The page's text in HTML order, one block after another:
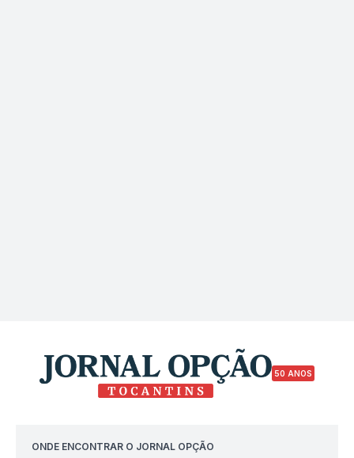
50 ANOS
ONDE ENCONTRAR O JORNAL OPÇÃO